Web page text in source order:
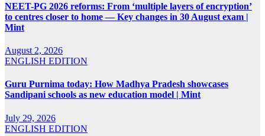
NEET-PG 2026 reforms: From ‘multiple layers of encryption’
to centres closer to home — Key changes in 30 August exam |
Mint
August 2, 2026
ENGLISH EDITION
Guru Purnima today: How Madhya Pradesh showcases
Sandipani schools as new education model | Mint
July 29, 2026
ENGLISH EDITION